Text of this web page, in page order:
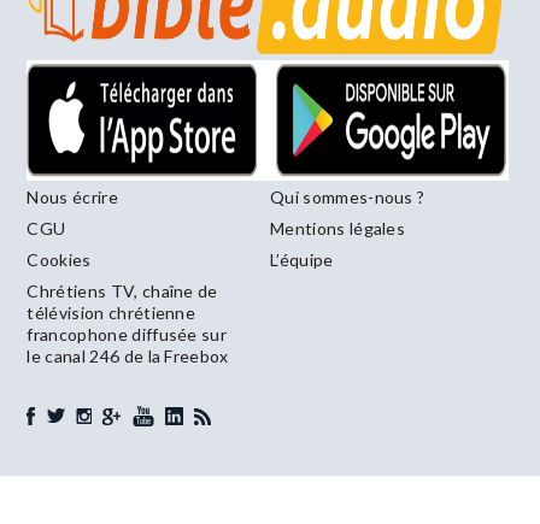
Nous écrire
Qui sommes-nous ?
CGU
Mentions légales
Cookies
L’équipe
Chrétiens TV, chaîne de
télévision chrétienne
francophone diffusée sur
le canal 246 de la Freebox